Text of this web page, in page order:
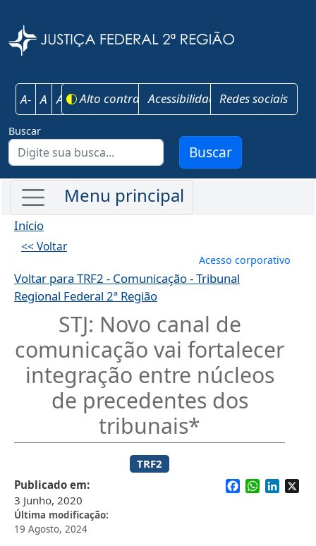
A- A A+ Alto contrasteAcessibilidadeRedes sociais
Buscar
Buscar
Início
<< Voltar
Menu de
Acesso corporativo
Voltar para TRF2 - Comunicação - Tribunal
Regional Federal 2ª Região
STJ: Novo canal de
comunicação vai fortalecer
integração entre núcleos
de precedentes dos
tribunais*
TRF2
Publicado em
3 Junho, 2020
Última modificação
19 Agosto, 2024
Facebook
WhatsApp